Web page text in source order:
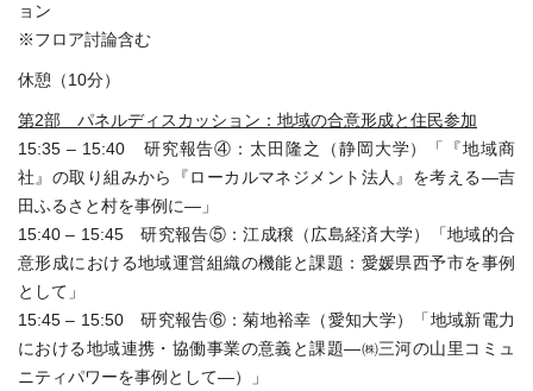
ョン
※フロア討論含む
休憩（10分）
第2部 パネルディスカッション：地域の合意形成と住民参加
15:35 – 15:40 研究報告④：太田隆之（静岡大学）「『地域商
社』の取り組みから『ローカルマネジメント法人』を考える―吉
田ふるさと村を事例に―」
15:40 – 15:45 研究報告⑤：江成穣（広島経済大学）「地域的合
意形成における地域運営組織の機能と課題：愛媛県西予市を事例
として」
15:45 – 15:50 研究報告⑥：菊地裕幸（愛知大学）「地域新電力
における地域連携・協働事業の意義と課題―㈱三河の山里コミュ
ニティパワーを事例として―）」